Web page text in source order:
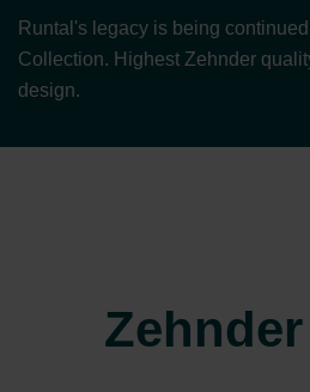
Runtal's legacy is being
Collection. Highest Zehnder
design.